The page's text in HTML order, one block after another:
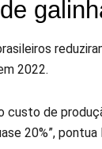
2022.
custo de
20%”, pontua